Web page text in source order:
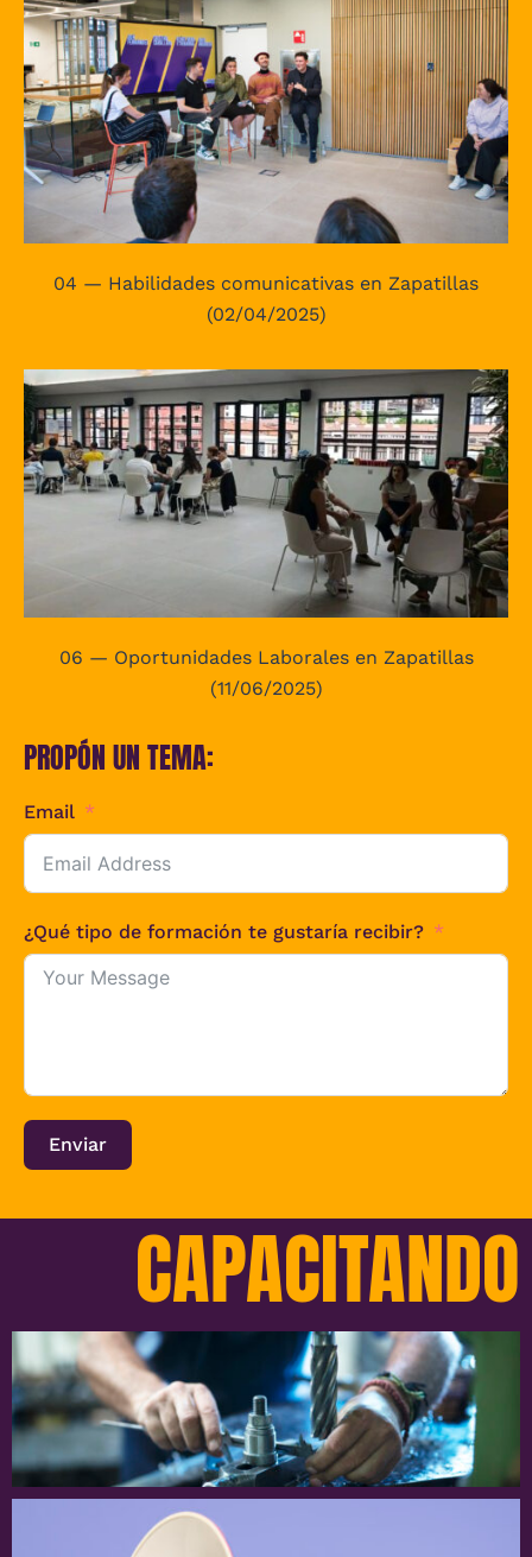
04 — Habilidades comunicativas en Zapatillas
(02/04/2025)
06 — Oportunidades Laborales en Zapatillas
(11/06/2025)
PROPÓN UN TEMA:
Email
¿Qué tipo de formación te gustaría recibir?
Enviar
CAPACITANDO